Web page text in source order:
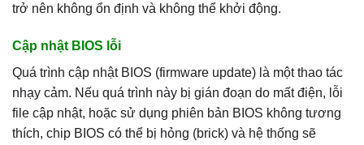
trở nên không ổn định và không thể khởi động.
Cập nhật BIOS lỗi
Quá trình cập nhật BIOS (firmware update) là một thao tác
nhạy cảm. Nếu quá trình này bị gián đoạn do mất điện, lỗi
file cập nhật, hoặc sử dụng phiên bản BIOS không tương
thích, chip BIOS có thể bị hỏng (brick) và hệ thống sẽ